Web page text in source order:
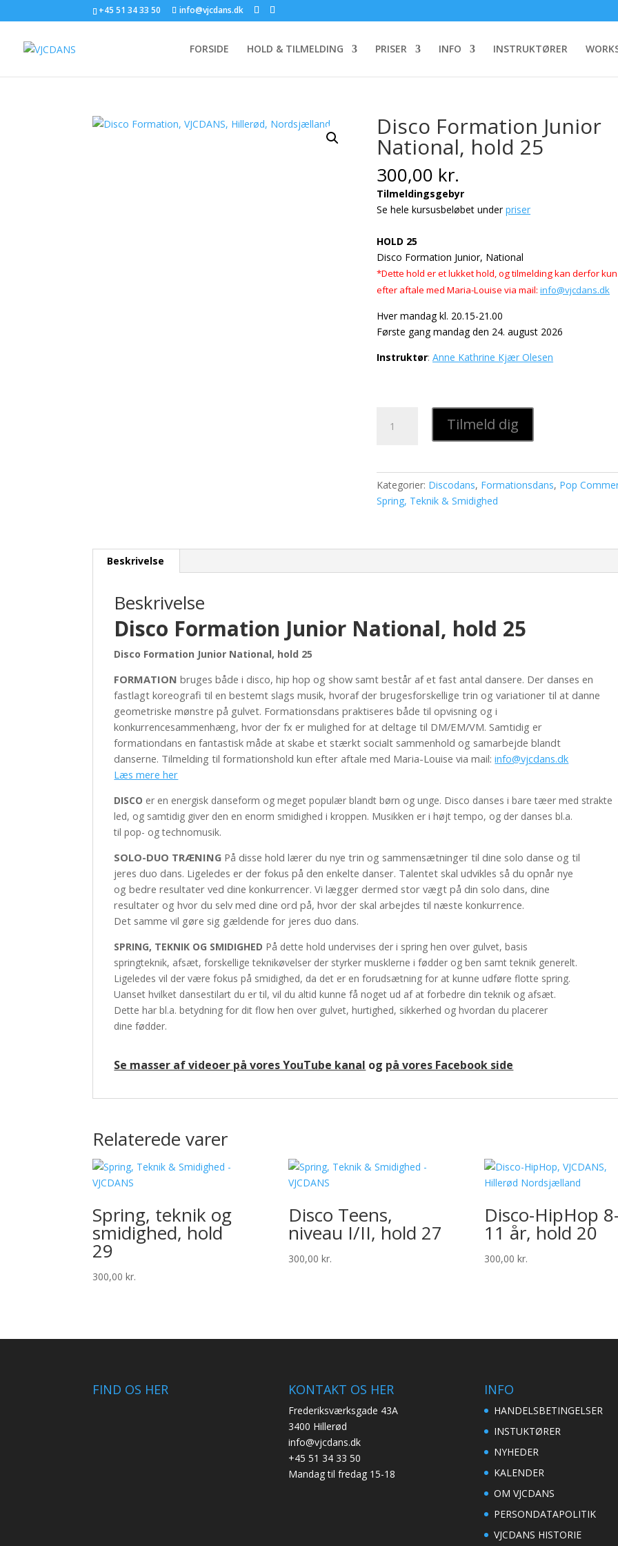
+45 51 34 33 50 info@vjcdans.dk
FORSIDE HOLD & TILMELDING PRISER INFO INSTRUKTØRER
Disco Formation Junior
National, hold 25
300,00 kr.
Tilmeldingsgebyr
Se hele kursusbeløbet under priser
HOLD 25
Disco Formation Junior, National
*Dette hold er et lukket hold, og tilmelding kan derfor
efter aftale med Maria-Louise via mail: info@vjcdans.dk
Hver mandag kl. 20.15-21.00
Første gang mandag den 24. august 2026
Instruktør:Anne Kathrine Kjær Olesen
Formation
antal
Tilmeld dig
Kategorier: Discodans, Formationsdans, Pop
Spring, Teknik & Smidighed
Beskrivelse
Beskrivelse
Disco Formation Junior National, hold 25
Disco Formation Junior National, hold 25
FORMATION bruges både i disco, hip hop og show samt består af et fast antal dansere. Der danses en
fastlagt koreografi til en bestemt slags musik, hvoraf der brugesforskellige trin og variationer til at danne
geometriske mønstre på gulvet. Formationsdans praktiseres både til opvisning og i
konkurrencesammenhæng, hvor der fx er mulighed for at deltage til DM/EM/VM. Samtidig er
formationdans en fantastisk måde at skabe et stærkt socialt sammenhold og samarbejde blandt
danserne. Tilmelding til formationshold kun efter aftale med Maria-Louise via mail:info@vjcdans.dk
Læs mere her
DISCO er en energisk danseform og meget populær blandt børn og unge. Disco danses i bare tæer med strakte
led, og samtidig giver den en enorm smidighed i kroppen. Musikken er i højt tempo, og der danses bl.a.
til pop- og technomusik.
SOLO-DUO TRÆNING På disse hold lærer du nye trin og sammensætninger til dine solo danse og til
jeres duo dans. Ligeledes er der fokus på den enkelte danser. Talentet skal udvikles så du opnår nye
og bedre resultater ved dine konkurrencer. Vi lægger dermed stor vægt på din solo dans, dine
resultater og hvor du selv med dine ord på, hvor der skal arbejdes til næste konkurrence.
Det samme vil gøre sig gældende for jeres duo dans.
SPRING, TEKNIK OG SMIDIGHED På dette hold undervises der i spring hen over gulvet, basis
springteknik, afsæt, forskellige teknikøvelser der styrker musklerne i fødder og ben samt teknik generelt.
Ligeledes vil der være fokus på smidighed, da det er en forudsætning for at kunne udføre flotte spring.
Uanset hvilket dansestilart du er til, vil du altid kunne få noget ud af at forbedre din teknik og afsæt.
Dette har bl.a. betydning for dit flow hen over gulvet, hurtighed, sikkerhed og hvordan du placerer
dine fødder.
Se masser af videoer på vores YouTube kanal og på vores Facebook side
Relaterede varer
Spring, teknik og
smidighed, hold
29
300,00kr.
Disco Teens,
niveau I/II, hold 27
300,00 kr.
Disco-HipHop
11 år, hold 20
300,00 kr.
FIND OS HER KONTAKT OS HER
Frederiksværksgade 43A
3400 Hillerød
info@vjcdans.dk
+45 51 34 33 50
Mandag til fredag 15-18
INFO
HANDELSBETINGELSER
INSTUKTØRER
NYHEDER
KALENDER
OM VJCDANS
PERSONDATAPOLITIK
VJCDANS HISTORIE